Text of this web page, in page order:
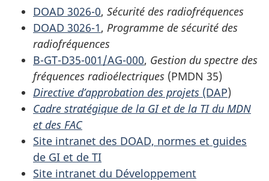
DOAD 3026-0, Sécurité des radiofréquences
DOAD 3026-1, Programme de sécurité des
radiofréquences
B-GT-D35-001/AG-000, Gestion du spectre des
fréquences radioélectriques (PMDN 35)
Directive d’approbation des projets (DAP)
Cadre stratégique de la GI et de la TI du MDN
et des FAC
Site intranet des DOAD, normes et guides
de GI et de TI
Site intranet du Développement